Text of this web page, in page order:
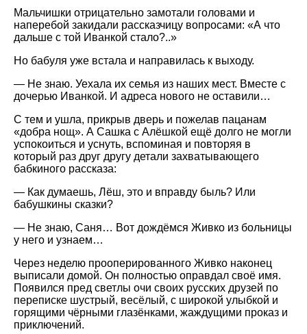
Мальчишки отрицательно замотали головами и
наперебой закидали рассказчицу вопросами: «А что
дальше с той Иванкой стало?..»
Но бабуля уже встала и направилась к выходу.
— Не знаю. Уехала их семья из наших мест. Вместе с
дочерью Иванкой. И адреса нового не оставили…
С тем и ушла, прикрыв дверь и пожелав пацанам
«добра нощ». А Сашка с Алёшкой ещё долго не могли
успокоиться и уснуть, вспоминая и повторяя в
который раз друг другу детали захватывающего
бабкиного рассказа:
— Как думаешь, Лёш, это и вправду быль? Или
бабушкины сказки?
— Не знаю, Саня… Вот дождёмся Живко из больницы
у него и узнаем…
Через неделю прооперированного Живко наконец
выписали домой. Он полностью оправдал своё имя.
Появился пред светлы очи своих русских друзей по
переписке шустрый, весёлый, с широкой улыбкой и
горящими чёрными глазёнками, жаждущими проказ и
приключений.